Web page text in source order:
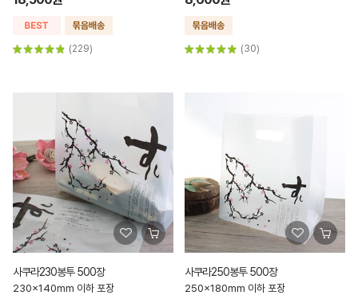
(229) (30)
사쿠라230봉투 500장
230x140mm 이하 포장
사쿠라250봉투 500장
250x180mm 이하 포장